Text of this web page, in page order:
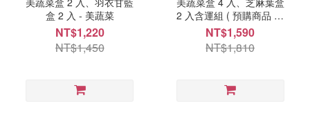
盒 2 入 - 美蔬菜
NT$1,220
NT$1,450
2 入含運組 ( 預購商品 每
週一、三出貨 ) - 美蔬菜
NT$1,590
NT$1,810